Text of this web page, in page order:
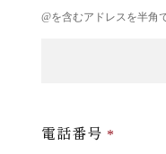
@を含むアドレスを半角
電話番号